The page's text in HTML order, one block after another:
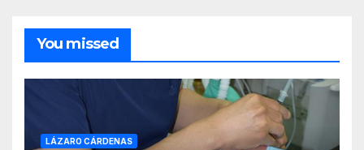
You missed
LÁZARO CÁRDENAS